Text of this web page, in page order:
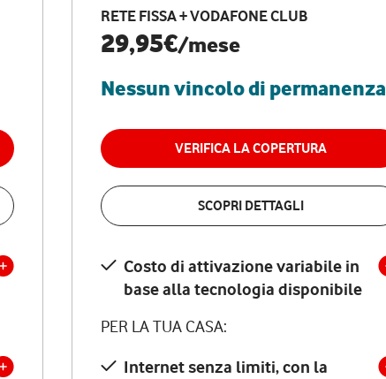
RETE FISSA + VODAFONE CLUB
29,95€/mese
Nessun vincolo di permanenza
VERIFICA LA COPERTURA
SCOPRI DETTAGLI
Costo di attivazione variabile in
base alla tecnologia disponibile
PER LA TUA CASA:
Internet senza limiti, con la